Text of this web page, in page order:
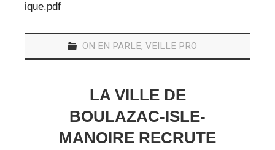
ique.pdf
ON EN PARLE,VEILLE PRO
LA VILLE DE
BOULAZAC-ISLE-
MANOIRE RECRUTE